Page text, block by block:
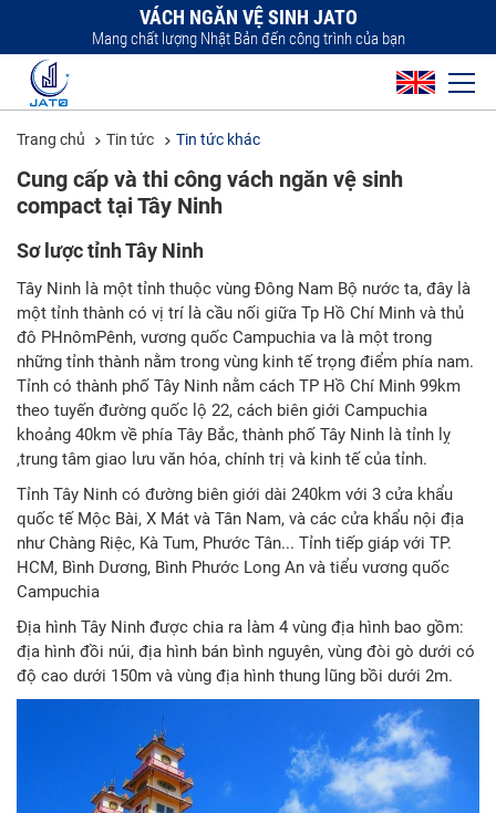
VÁCH NGĂN VỆ SINH JATO
Mang chất lượng Nhật Bản đến công trình của bạn
Trang chủ Tin tức Tin tức khác
Cung cấp và thi công vách ngăn vệ sinh
compact tại Tây Ninh
Sơ lược tỉnh Tây Ninh
Tây Ninh là một tỉnh thuộc vùng Đông Nam Bộ nước ta, đây là
một tỉnh thành có vị trí là cầu nối giữa Tp Hồ Chí Minh và thủ
đô PHnômPênh, vương quốc Campuchia va là một trong
những tỉnh thành nằm trong vùng kinh tế trọng điểm phía nam.
Tỉnh có thành phố Tây Ninh nằm cách TP Hồ Chí Minh 99km
theo tuyến đường quốc lộ 22, cách biên giới Campuchia
khoảng 40km về phía Tây Bắc, thành phố Tây Ninh là tỉnh lỵ
,trung tâm giao lưu văn hóa, chính trị và kinh tế của tỉnh.
Tỉnh Tây Ninh có đường biên giới dài 240km với 3 cửa khẩu
quốc tế Mộc Bài, X Mát và Tân Nam, và các cửa khẩu nội địa
như Chàng Riệc, Kà Tum, Phước Tân... Tỉnh tiếp giáp với TP.
HCM, Bình Dương, Bình Phước Long An và tiểu vương quốc
Campuchia
Địa hình Tây Ninh được chia ra làm 4 vùng địa hình bao gồm:
địa hình đồi núi, địa hình bán bình nguyên, vùng đòi gò dưới có
độ cao dưới 150m và vùng địa hình thung lũng bồi dưới 2m.